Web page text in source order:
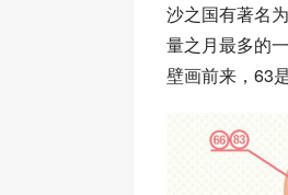
沙之国有著名
量之月最多的
壁画前来，63